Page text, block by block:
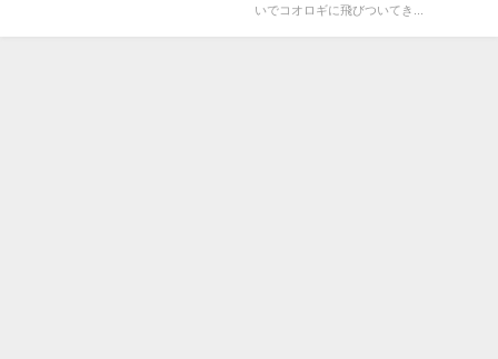
いでコオロギに飛びついてき...